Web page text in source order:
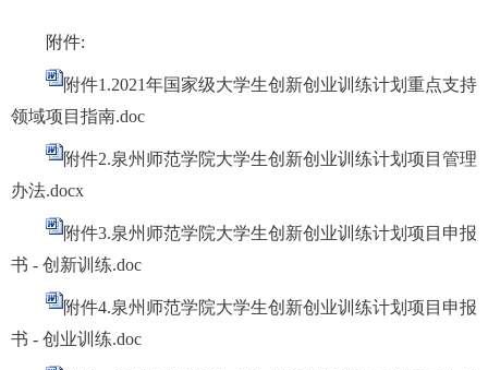
附件:
附件1.2021年国家级大学生创新创业训练计划重点支持
领域项目指南.doc
附件2.泉州师范学院大学生创新创业训练计划项目管理
办法.docx
附件3.泉州师范学院大学生创新创业训练计划项目申报
书 - 创新训练.doc
附件4.泉州师范学院大学生创新创业训练计划项目申报
书 - 创业训练.doc